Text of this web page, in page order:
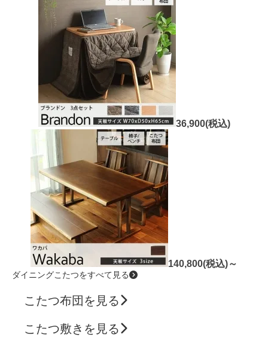
36,900(税込)
140,800(税込)～
ダイニングこたつをすべて見る
こたつ布団を見る
こたつ敷きを見る